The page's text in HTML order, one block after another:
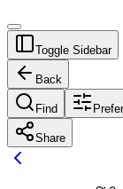
Toggle Sidebar
Back
Find
Share